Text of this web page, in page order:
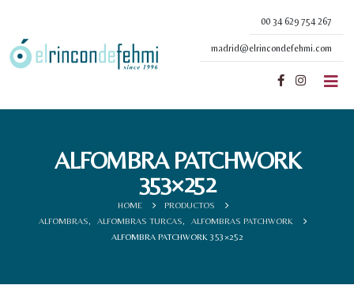
00 34 629 754 267
madrid@elrincondefehmi.com
ALFOMBRA PATCHWORK
353×252
HOME
PRODUCTOS
ALFOMBRAS
ALFOMBRAS TURCAS
ALFOMBRAS PATCHWORK
ALFOMBRA PATCHWORK 353×252